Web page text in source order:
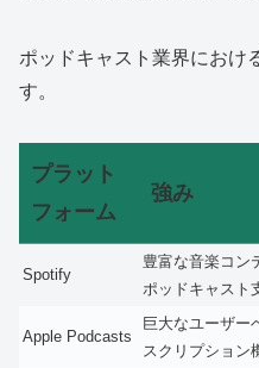
ポッドキャスト業界におけ
す。
プラット
フォーム
強み
Spotify
豊富な音楽コン
ポッドキャスト
Apple Podcasts
巨大なユーザー
スクリプション